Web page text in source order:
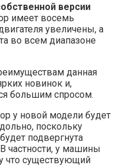
версии
имеет восемь
увеличены, а
во всем диапазоне
данная
новинок и,
большим спросом.
у новой модели будет
поскольку
подвергнута
частности, у машины
что существующий